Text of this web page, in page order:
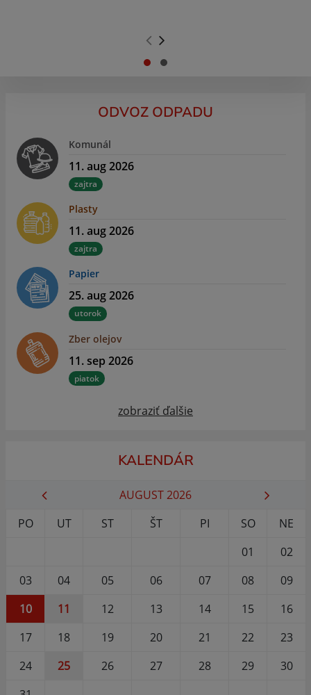
ODVOZ ODPADU
Komunál
11. aug 2026
zajtra
Plasty
11. aug 2026
zajtra
Papier
25. aug 2026
utorok
Zber olejov
11. sep 2026
piatok
zobraziť ďalšie
KALENDÁR
AUGUST 2026
PO
UT ST ŠT PI SO
NE
01
02
03
04 05 06 07 08
09
10
11 12 13 14 15
16
17
18 19 20 21 22
23
24
25 26 27 28 29
30